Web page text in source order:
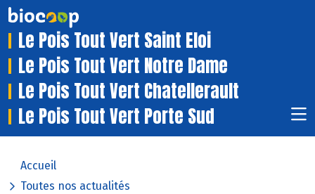
Le Pois Tout Vert Saint Eloi
Le Pois Tout Vert Notre Dame
Le Pois Tout Vert Chatellerault
Le Pois Tout Vert Porte Sud
Accueil
Toutes nos actualités